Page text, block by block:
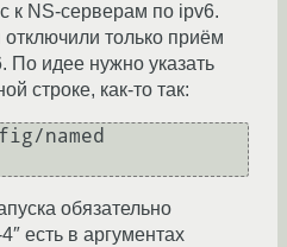
к NS-серверам по ipv6.
только приём
По идее нужно указать
строке, как-то так:
named
обязательно
есть в аргументах